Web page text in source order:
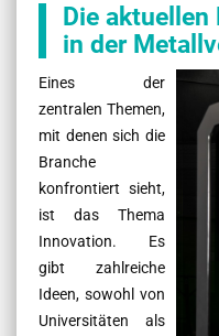
Die aktuellen
in der
Eines der
zentralen Themen,
mit denen sich die
Branche
konfrontiert sieht,
ist das Thema
Innovation. Es
gibt zahlreiche
Ideen, sowohl von
Universitäten als